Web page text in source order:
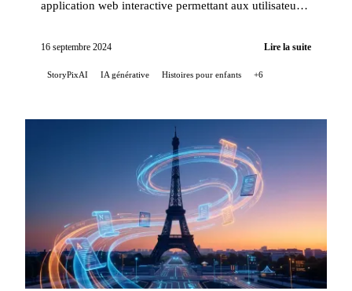
application web interactive permettant aux utilisateurs
16 septembre 2024 Lire la suite
StoryPixAI IA générative Histoires pour enfants +6